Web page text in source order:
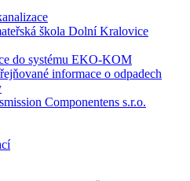
škola Dolní Kralovice
do systému EKO-KOM
informace o odpadech
Componentens s.r.o.